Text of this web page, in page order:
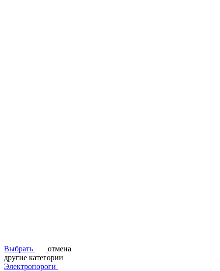
Выбрать
отмена
другие категории
Электропороги